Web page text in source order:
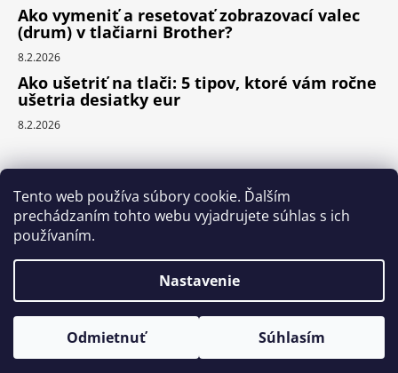
Tento web používa súbory cookie. Ďalším
prechádzaním tohto webu vyjadrujete súhlas s ich
používaním.
Nastavenie
Odmietnuť Súhlasím
Chcete ušetriť? Pridajte druhý toner so zľavou - 7 %. Prajeme
Ako vymeniť a resetovať zobrazovací valec
(drum) v tlačiarni Brother?
8.2.2026
Ako ušetriť na tlači: 5 tipov, ktoré vám ročne
ušetria desiatky eur
8.2.2026
Prijímame online platby
Vytvoril Shoptet
Copyright 2026ReCiD.SK . Všetky práva vyhradené.